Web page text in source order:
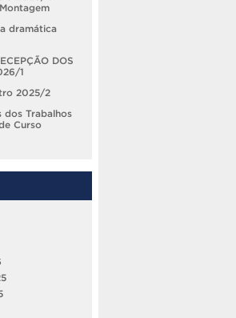
dramática
DOS
1
2025/2
dos Trabalhos
Curso